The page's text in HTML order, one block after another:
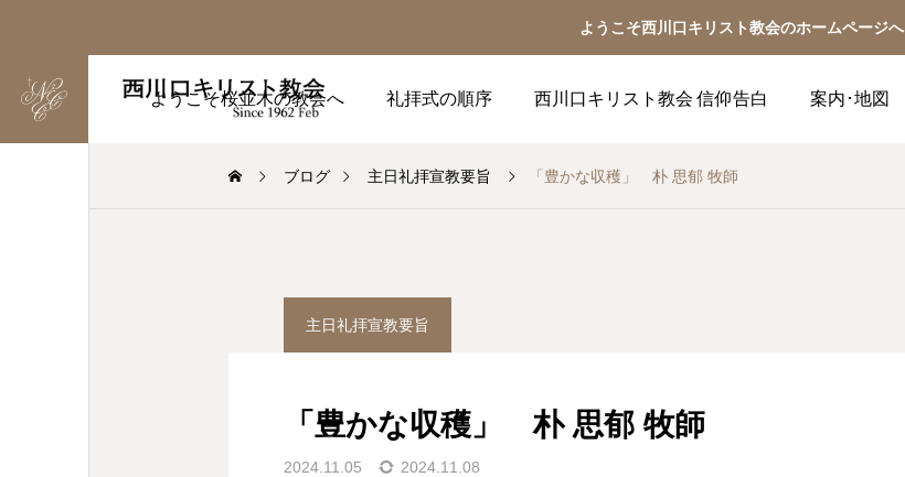
ようこそ西川口キリスト教会のホームページへ
ようこそ桜並木の教会へ 礼拝式の順序 西川口キリスト教会 信仰告白 案内･地図
ブログ 主日礼拝宣教要旨 「豊かな収穫」 朴 思郁 牧師
主日礼拝宣教要旨
「豊かな収穫」 朴 思郁 牧師
2024.11.05 2024.11.08